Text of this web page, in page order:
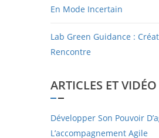
En Mode Incertain
Lab Green Guidance :
Rencontre
ARTICLES ET VIDÉO
Développer Son Pouvoir
L’accompagnement Agile